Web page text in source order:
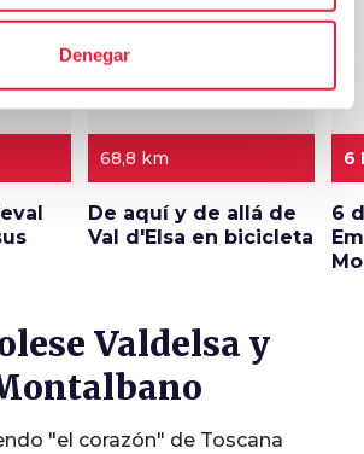
Denegar
favorite_border
68,8 km
De aquí y de allá de
Val d'Elsa en bicicleta
favorite_border
6
6
Valdelsa y
"el corazón" de Toscana